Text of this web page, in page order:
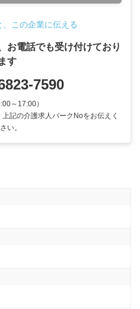
、この企業に伝える
お電話でも受け付けており
ます
7590
～17:00）
記の介護求人パークNoをお伝えく
い。